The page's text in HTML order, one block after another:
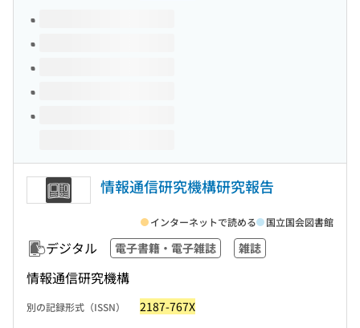
このタイトルの巻号
情報通信研究機構研究報告
デジタル 電子書籍・電子雑誌 雑誌
情報通信研究機構
インターネットで読める 国立国会図書館
別の記録形式（ISSN） 2187-767X